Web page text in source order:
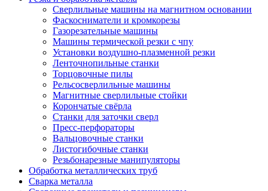
Сверлильные машины на магнитном основании
Фаскосниматели и кромкорезы
Газорезательные машины
Машины термической резки с чпу
Установки воздушно-плазменной резки
Ленточнопильные станки
Торцовочные пилы
Рельсосверлильные машины
Магнитные сверлильные стойки
Корончатые свёрла
Станки для заточки сверл
Пресс-перфораторы
Вальцовочные станки
Листогибочные станки
Резьбонарезные манипуляторы
Обработка металлических труб
Сварка металла